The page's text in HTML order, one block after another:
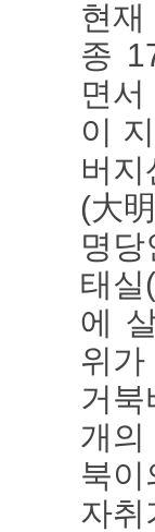
현
종
면서
이
버
(大
명
태
에
위가
거
개
북
자취